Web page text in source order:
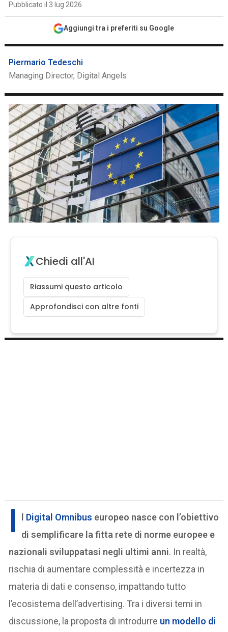
Pubblicato il 3 lug 2026
Aggiungi tra i preferiti su Google
Piermario Tedeschi
Managing Director, Digital Angels
Chiedi all'AI
Riassumi questo articolo
Approfondisci con altre fonti
I l Digital Omnibus europeo nasce con l’obiettivo
di semplificare la fitta rete di norme europee e
nazionali sviluppatasi negli ultimi anni. In realtà,
rischia di aumentare complessità e incertezza in
materia di dati e consenso, impattando tutto
l’ecosistema dell’advertising. Tra i diversi temi in
discussione, la proposta di introdurre un modello di